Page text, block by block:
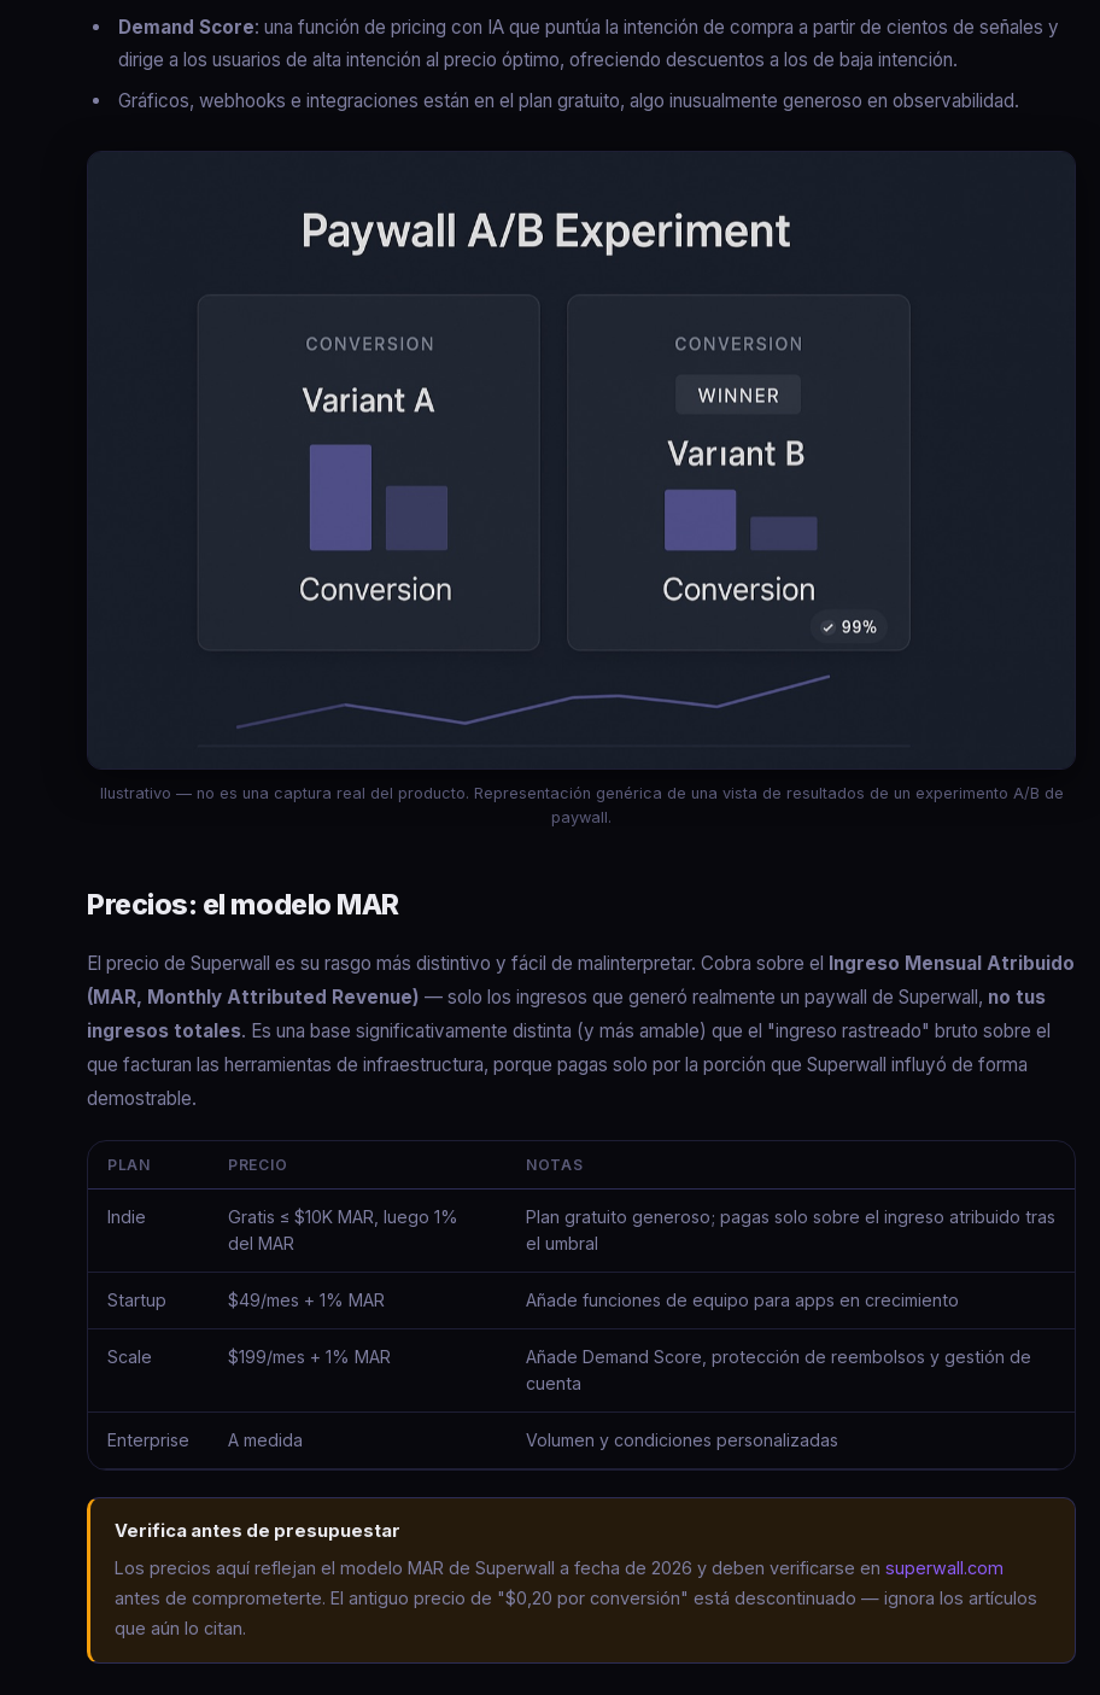
Demand Score: una función de pricing con IA que puntúa la intención de compra a partir de cientos de señales y
dirige a los usuarios de alta intención al precio óptimo, ofreciendo descuentos a los de baja intención.
Gráficos, webhooks e integraciones están en el plan gratuito, algo inusualmente generoso en observabilidad.
Ilustrativo — no es una captura real del producto. Representación genérica de una vista de resultados de un experimento A/B de
paywall.
Precios: el modelo MAR
El precio de Superwall es su rasgo más distintivo y fácil de malinterpretar. Cobra sobre el
Ingreso Mensual Atribuido
(MAR, Monthly Attributed Revenue) — solo los ingresos que generó realmente un paywall de Superwall, no tus
ingresos totales. Es una base significativamente distinta (y más amable) que el "ingreso rastreado" bruto sobre el
que facturan las herramientas de infraestructura, porque pagas solo por la porción que Superwall influyó de forma
demostrable.
PLAN PRECIO NOTAS
Indie
Gratis ≤ $10K MAR, luego 1%
del MAR
Plan gratuito generoso; pagas solo sobre el ingreso atribuido tras
el umbral
Startup $49/mes + 1% MAR Añade funciones de equipo para apps en crecimiento
Scale $199/mes + 1% MAR
Añade Demand Score, protección de reembolsos y gestión de
cuenta
Enterprise A medida Volumen y condiciones personalizadas
Verifica antes de presupuestar
Los precios aquí reflejan el modelo MAR de Superwall a fecha de 2026 y deben verificarse en superwall.com
antes de comprometerte. El antiguo precio de "$0,20 por conversión" está descontinuado — ignora los artículos
que aún lo citan.